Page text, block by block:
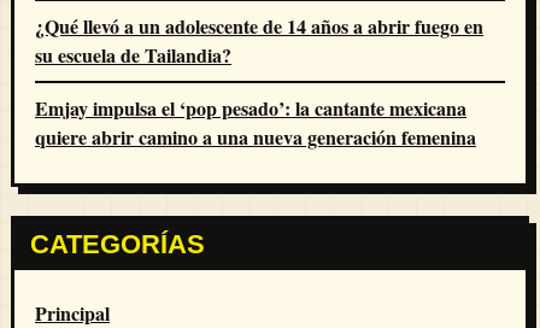
¿Qué llevó a un adolescente de 14 años a abrir fuego en
su escuela de Tailandia?
Emjay impulsa el ‘pop pesado’: la cantante mexicana
quiere abrir camino a una nueva generación femenina
CATEGORÍAS
Principal